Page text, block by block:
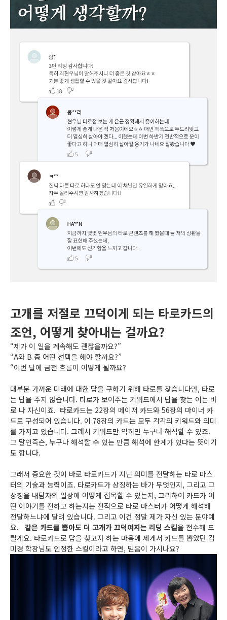
고개를 저절로 끄덕이게 되는 타로카드의
조언, 어떻게 찾아내는 걸까요?
“제가 이 일을 계속해도 괜찮을까요?”
“A와 B 중 어떤 선택을 해야 할까요?”
“이번 달에 금전 흐름이 어떻게 될까요?
대부분 가까운 미래에 대한 답을 구하기 위해 타로를 찾습니다만, 타로
는 답을 주지 않습니다. 타로가 보여주는 키워드에서 답을 찾는 이는 바
로 나 자신이죠. 타로카드는 22장의 메이저 카드와 56장의 마이너 카
드로 구성되어 있습니다. 이 78장의 카드는 모두 각각의 키워드와 의미
를 가지고 있습니다. 그래서 키워드만 익히면 누구나 해석할 수 있죠.
그 말인즉슨, 누구나 해석할 수 있는 만큼 해석에 한계가 있다는 뜻이기
도 합니다.
그래서 중요한 것이 바로 타로카드가 지닌 의미를 전달하는 타로 마스
터의 기술과 능력이죠. 타로카드가 상징하는 바가 무엇인지, 그리고 그
상징을 내담자의 일상에 어떻게 접목할 수 있는지, 그리하여 카드가 어
떤 이야기를 전하고 하는지는 전적으로 타로 마스터가 어떻게 해석해
전달하느냐에 달려 있습니다. 그리고 이건 정말 제가 자신 있는 분야예
요. 같은 카드를 뽑아도 더 고개가 끄덕여지는 리딩 스킬을 전수해 드
릴게요. 타로카드로 답을 찾고자 하는 마음에 제게서 카드를 뽑았던 김
미경 학장님도 인정한 스킬이라고 하면, 믿음이 가시나요?